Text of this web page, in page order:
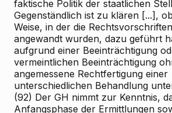
faktische Politik der staatlichen
Gegenständlich ist zu klären [...],
Weise, in der die
angewandt wurden, dazu geführt
aufgrund einer Beeinträchtigung
vermeintlichen Beeinträchtigung
angemessene Rechtfertigung einer
unterschiedlichen Behandlung
(92) Der GH nimmt zur Kenntnis,
Anfangsphase der Ermittlungen